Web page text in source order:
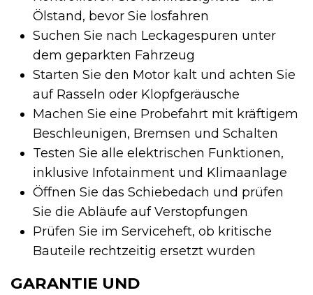
Ölstand, bevor Sie losfahren
Suchen Sie nach Leckagespuren unter
dem geparkten Fahrzeug
Starten Sie den Motor kalt und achten Sie
auf Rasseln oder Klopfgeräusche
Machen Sie eine Probefahrt mit kräftigem
Beschleunigen, Bremsen und Schalten
Testen Sie alle elektrischen Funktionen,
inklusive Infotainment und Klimaanlage
Öffnen Sie das Schiebedach und prüfen
Sie die Abläufe auf Verstopfungen
Prüfen Sie im Serviceheft, ob kritische
Bauteile rechtzeitig ersetzt wurden
GARANTIE UND